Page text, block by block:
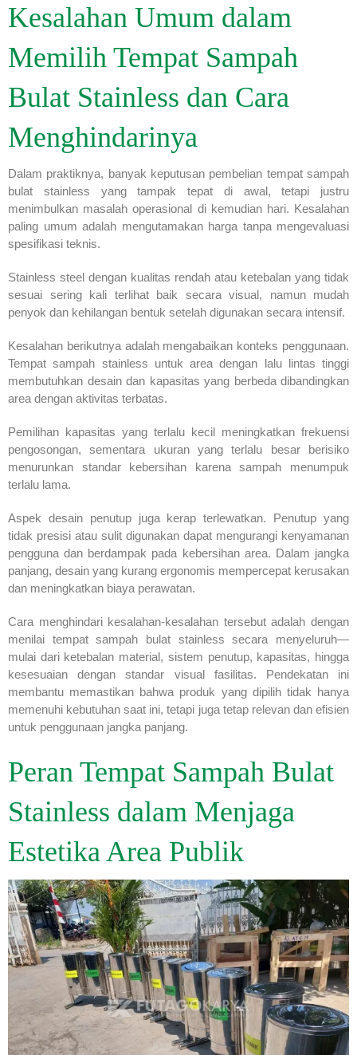
Kesalahan Umum dalam
Memilih Tempat Sampah
Bulat Stainless dan Cara
Menghindarinya
Dalam praktiknya, banyak keputusan pembelian tempat sampah
bulat stainless yang tampak tepat di awal, tetapi justru
menimbulkan masalah operasional di kemudian hari. Kesalahan
paling umum adalah mengutamakan harga tanpa mengevaluasi
spesifikasi teknis.
Stainless steel dengan kualitas rendah atau ketebalan yang tidak
sesuai sering kali terlihat baik secara visual, namun mudah
penyok dan kehilangan bentuk setelah digunakan secara intensif.
Kesalahan berikutnya adalah mengabaikan konteks penggunaan.
Tempat sampah stainless untuk area dengan lalu lintas tinggi
membutuhkan desain dan kapasitas yang berbeda dibandingkan
area dengan aktivitas terbatas.
Pemilihan kapasitas yang terlalu kecil meningkatkan frekuensi
pengosongan, sementara ukuran yang terlalu besar berisiko
menurunkan standar kebersihan karena sampah menumpuk
terlalu lama.
Aspek desain penutup juga kerap terlewatkan. Penutup yang
tidak presisi atau sulit digunakan dapat mengurangi kenyamanan
pengguna dan berdampak pada kebersihan area. Dalam jangka
panjang, desain yang kurang ergonomis mempercepat kerusakan
dan meningkatkan biaya perawatan.
Cara menghindari kesalahan-kesalahan tersebut adalah dengan
menilai tempat sampah bulat stainless secara menyeluruh—
mulai dari ketebalan material, sistem penutup, kapasitas, hingga
kesesuaian dengan standar visual fasilitas. Pendekatan ini
membantu memastikan bahwa produk yang dipilih tidak hanya
memenuhi kebutuhan saat ini, tetapi juga tetap relevan dan efisien
untuk penggunaan jangka panjang.
Peran Tempat Sampah Bulat
Stainless dalam Menjaga
Estetika Area Publik